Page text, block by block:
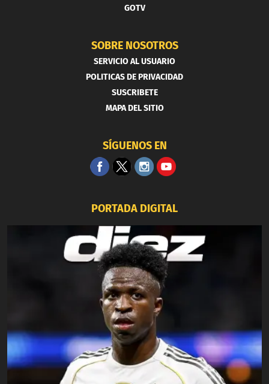
GOTV
SOBRE NOSOTROS
SERVICIO AL USUARIO
POLITICAS DE PRIVACIDAD
SUSCRIBETE
MAPA DEL SITIO
SÍGUENOS EN
PORTADA DIGITAL